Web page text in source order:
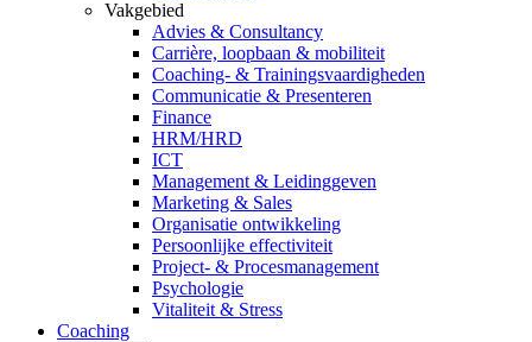
Vakgebied
Advies & Consultancy
Carrière, loopbaan & mobiliteit
Coaching- & Trainingsvaardigheden
Communicatie & Presenteren
Finance
HRM/HRD
ICT
Management & Leidinggeven
Marketing & Sales
Organisatie ontwikkeling
Persoonlijke effectiviteit
Project- & Procesmanagement
Psychologie
Vitaliteit & Stress
Coaching